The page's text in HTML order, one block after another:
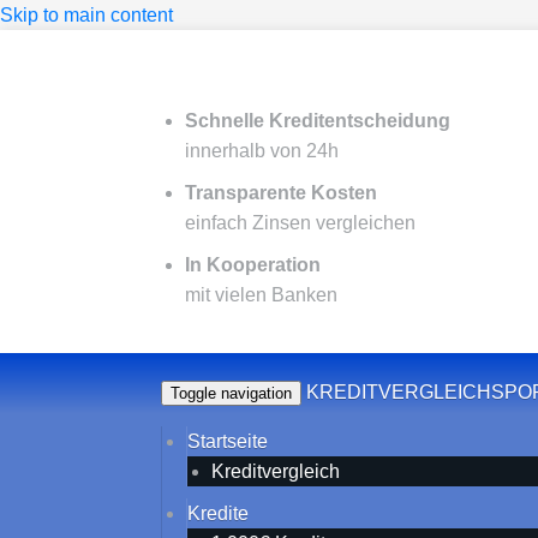
Skip to main content
Schnelle Kreditentscheidung
innerhalb von 24h
Transparente Kosten
einfach Zinsen vergleichen
In Kooperation
mit vielen Banken
Toggle navigation
Startseite
Kreditvergleich
Kredite